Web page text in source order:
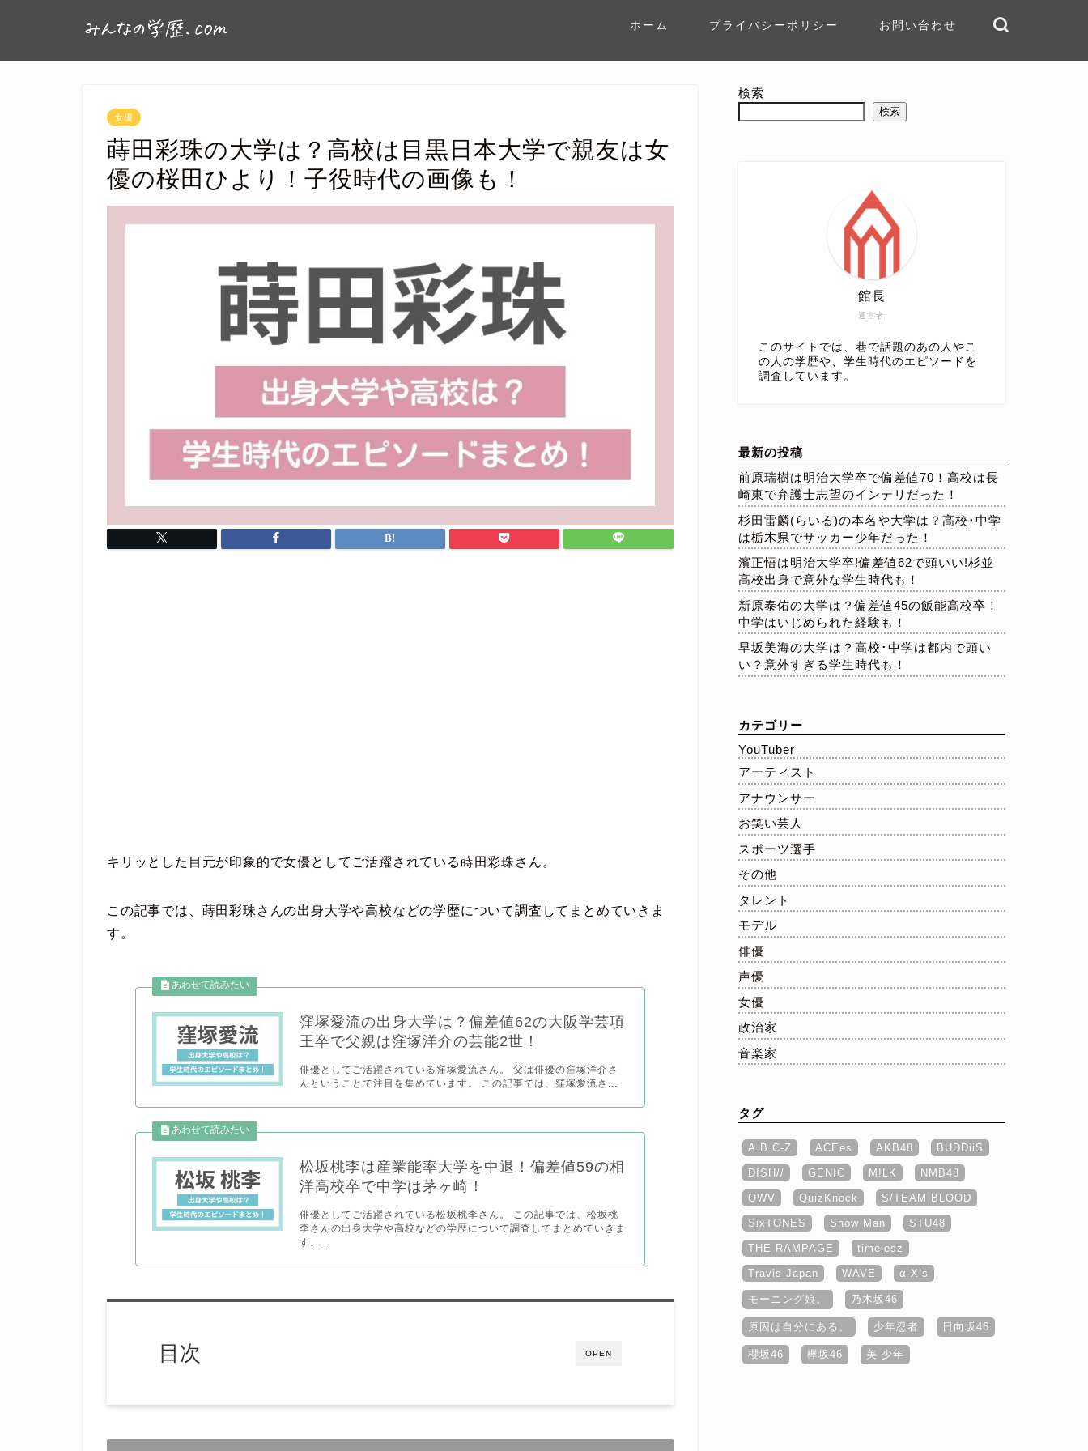
ホーム プライバシーポリシー お問い合わせ
女優
蒔田彩珠の大学は？高校は目黒日本大学で親友は女
優の桜田ひより！子役時代の画像も！
キリッとした目元が印象的で女優としてご活躍されている蒔田彩珠さん。
この記事では、蒔田彩珠さんの出身大学や高校などの学歴について調査してまとめていきま
す。
窪塚愛流の出身大学は？偏差値62の大阪学芸項
王卒で父親は窪塚洋介の芸能2世！
俳優としてご活躍されている窪塚愛流さん。 父は俳優の窪塚洋介さ
んということで注目を集めています。 この記事では、窪塚愛流さ...
松坂桃李は産業能率大学を中退！偏差値59の相
洋高校卒で中学は茅ヶ崎！
俳優としてご活躍されている松坂桃李さん。 この記事では、松坂桃
李さんの出身大学や高校などの学歴について調査してまとめていきま
す。...
OPEN
目次
検索
検索
運営者
館長
このサイトでは、巷で話題のあの人やこ
の人の学歴や、学生時代のエピソードを
調査しています。
最新の投稿
前原瑞樹は明治大学卒で偏差値70！高校は長
崎東で弁護士志望のインテリだった！
杉田雷麟(らいる)の本名や大学は？高校･中学
は栃木県でサッカー少年だった！
濱正悟は明治大学卒!偏差値62で頭いい!杉並
高校出身で意外な学生時代も！
新原泰佑の大学は？偏差値45の飯能高校卒！
中学はいじめられた経験も！
早坂美海の大学は？高校･中学は都内で頭い
い？意外すぎる学生時代も！
カテゴリー
YouTuber
アーティスト
アナウンサー
お笑い芸人
スポーツ選手
その他
タレント
モデル
俳優
声優
女優
政治家
音楽家
タグ
A.B.C-Z ACEes AKB48 BUDDiiS
DISH// GENIC M!LK NMB48
OWV QuizKnock S/TEAM BLOOD
SixTONES Snow Man STU48
THE RAMPAGE timelesz
Travis Japan WAVE α‐X’s
モーニング娘。 乃木坂46
原因は自分にある。 少年忍者 日向坂46
櫻坂46 欅坂46 美 少年